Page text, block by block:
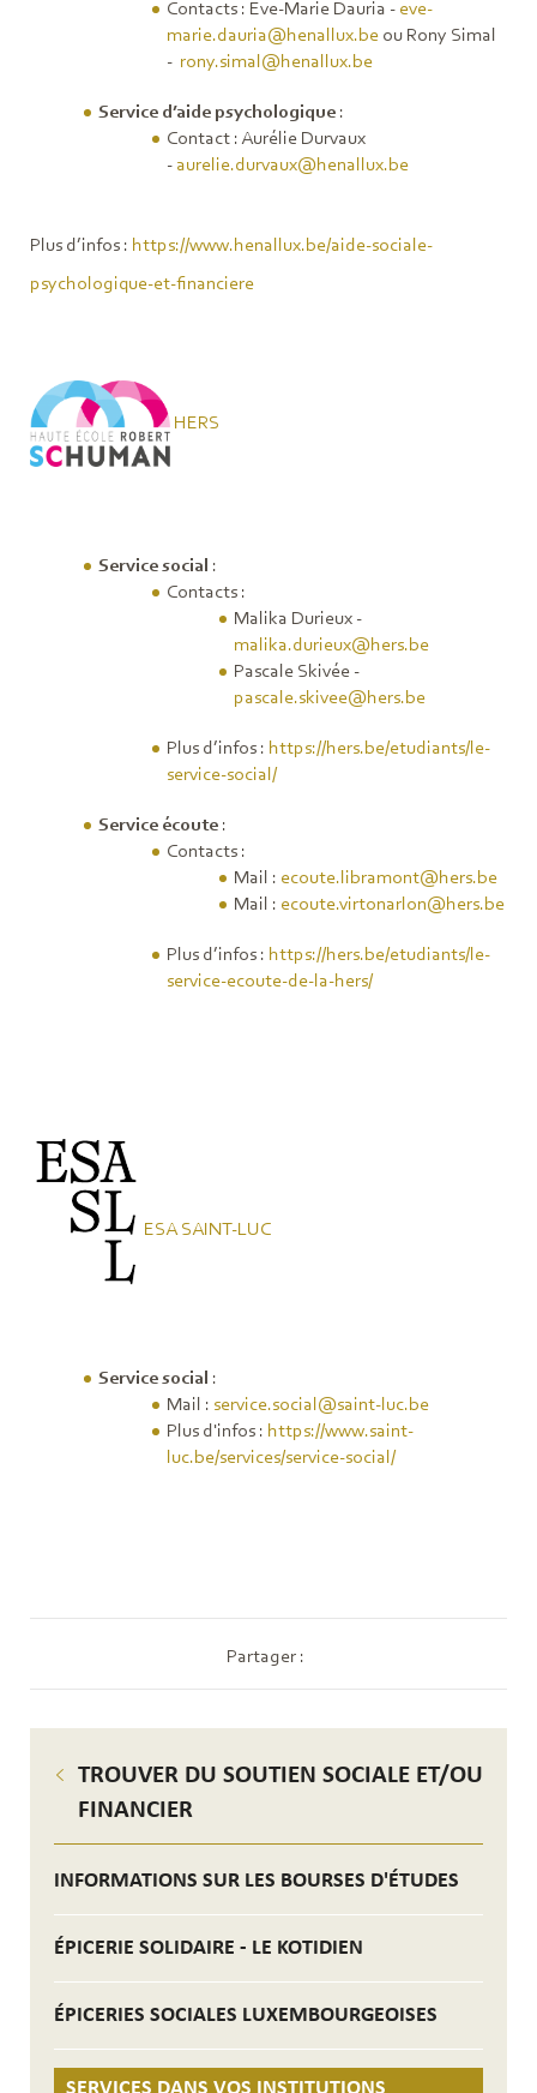
TROUVER DU SOUTIEN SOCIALE ET/OU
FINANCIER
INFORMATIONS SUR LES BOURSES D'ÉTUDES
ÉPICERIE SOLIDAIRE - LE KOTIDIEN
ÉPICERIES SOCIALES LUXEMBOURGEOISES
Contacts : Eve-Marie Dauria - eve-
marie.dauria@henallux.beou Rony Simal
- rony.simal@henallux.be
Service d’aide psychologique:
Contact : Aurélie Durvaux
- aurelie.durvaux@henallux.be
Plus d’infos : https://www.henallux.be/aide-sociale-
psychologique-et-financiere
HERS
Service social :
Contacts :
Malika Durieux -
malika.durieux@hers.be
Pascale Skivée -
pascale.skivee@hers.be
Plus d’infos : https://hers.be/etudiants/le-
service-social/
Service écoute:
Contacts :
Mail : ecoute.libramont@hers.be
Mail : ecoute.virtonarlon@hers.be
Plus d’infos : https://hers.be/etudiants/le-
service-ecoute-de-la-hers/
ESA SAINT-LUC
Service social :
Mail : service.social@saint-luc.be
Plus d'infos : https://www.saint-
luc.be/services/service-social/
Partager :